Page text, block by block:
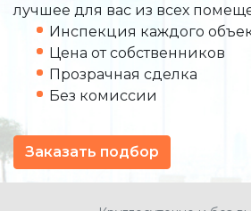
лучшее для вас из всех
Инспекция каждого
Цена от собственников
Прозрачная сделка
Без комиссии
Заказать подбор